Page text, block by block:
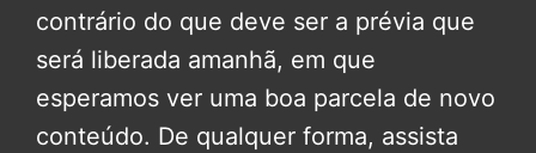
contrário do que deve ser a prévia que
será liberada amanhã, em que
esperamos ver uma boa parcela de novo
conteúdo. De qualquer forma, assista